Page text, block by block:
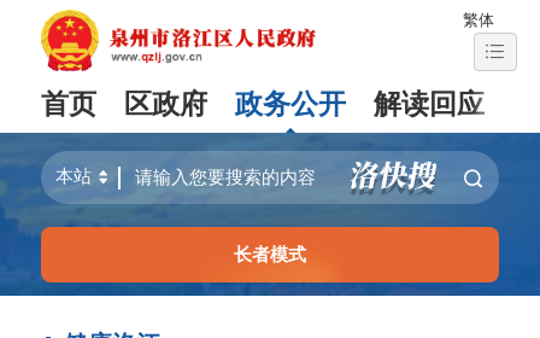
繁体
首页 区政府 政务公开 解读回应
长者模式